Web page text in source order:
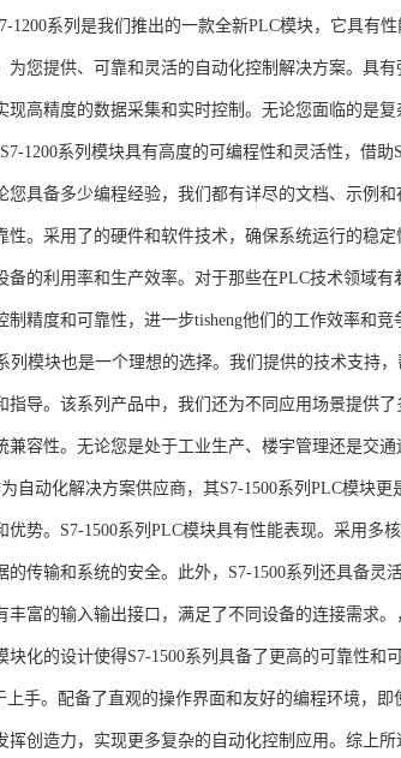
系列是我们推出的一款全新PLC模块，它具有性
为您提供、可靠和灵活的自动化控制解决方案。具
现高精度的数据采集和实时控制。无论您面临的是
1200系列模块具有高度的可编程性和灵活性，借
您具备多少编程经验，我们都有详尽的文档、示例
性。采用了的硬件和软件技术，确保系统运行的稳
备的利用率和生产效率。对于那些在PLC技术领域有
精度和可靠性，进一步tisheng他们的工作效率和竞
列模块也是一个理想的选择。我们提供的技术支持
指导。该系列产品中，我们还为不同应用场景提供
兼容性。无论您是处于工业生产、楼宇管理还是交
化解决方案供应商，其S7-1500系列PLC模块更
势。S7-1500系列PLC模块具有性能表现。采用多
的传输和系统的安全。此外，S7-1500系列还具备灵
丰富的输入输出接口，满足了不同设备的连接需求
化的设计使得S7-1500系列具备了更高的可靠性和
上手。配备了直观的操作界面和友好的编程环境，
创造力，实现更多复杂的自动化控制应用。综上